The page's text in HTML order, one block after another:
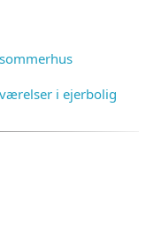
i ejerbolig